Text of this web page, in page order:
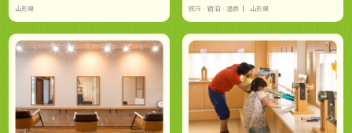
山形県 旅行・宿泊・温泉 山形県